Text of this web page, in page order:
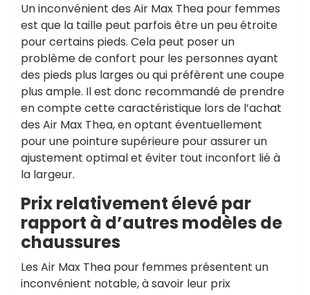
Un inconvénient des Air Max Thea pour femmes
est que la taille peut parfois être un peu étroite
pour certains pieds. Cela peut poser un
problème de confort pour les personnes ayant
des pieds plus larges ou qui préfèrent une coupe
plus ample. Il est donc recommandé de prendre
en compte cette caractéristique lors de l’achat
des Air Max Thea, en optant éventuellement
pour une pointure supérieure pour assurer un
ajustement optimal et éviter tout inconfort lié à
la largeur.
Prix relativement élevé par
rapport à d’autres modèles de
chaussures
Les Air Max Thea pour femmes présentent un
inconvénient notable, à savoir leur prix